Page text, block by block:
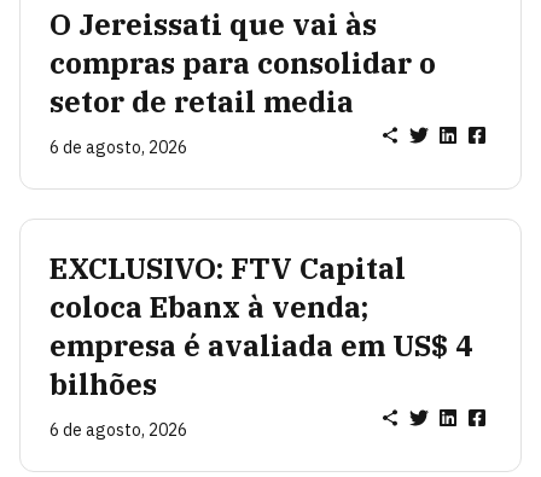
O Jereissati que vai às
compras para consolidar o
setor de retail media
6 de agosto, 2026
EXCLUSIVO: FTV Capital
coloca Ebanx à venda;
empresa é avaliada em US$ 4
bilhões
6 de agosto, 2026